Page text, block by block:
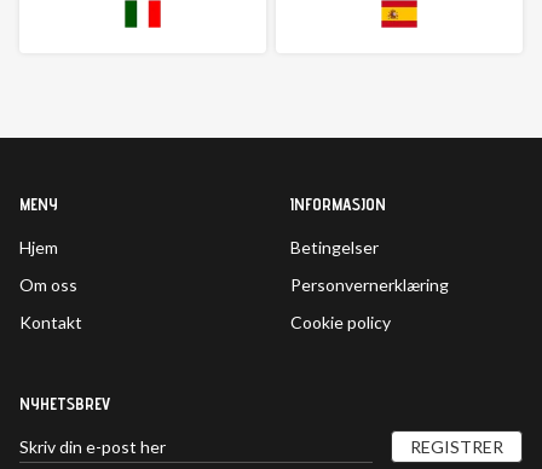
MENY
Hjem
Om oss
Kontakt
INFORMASJON
Betingelser
Personvernerklæring
Cookie policy
NYHETSBREV
REGISTRER